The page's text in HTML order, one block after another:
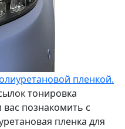
пленкой.
тонировка
познакомить с
пленка для